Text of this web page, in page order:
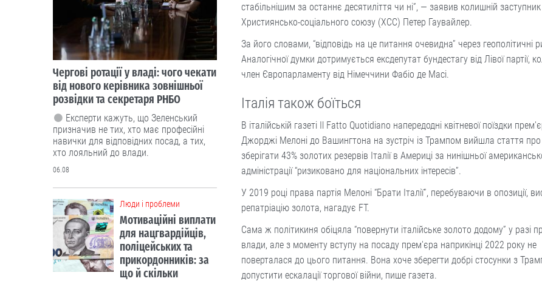
стабільнішим за останнє десятиліття чи ні”, — заявив колишній
Християнсько-соціального союзу (ХСС) Петер Гаувайлер.
За його словами, “відповідь на це питання очевидна” через геополітичні
Аналогічної думки дотримується ексдепутат бундестагу від Лівої партії,
член Європарламенту від Німеччини Фабіо де Масі.
Італія також боїться
В італійській газеті Il Fatto Quotidiano напередодні квітневої поїздки
Джорджі Мелоні до Вашингтона на зустріч із Трампом вийшла стаття
зберігати 43% золотих резервів Італії в Америці за нинішньої
адміністрації “ризиковано для національних інтересів”.
У 2019 році права партія Мелоні “Брати Італії”, перебуваючи в опозиції,
репатріацію золота, нагадує FT.
Сама ж політикиня обіцяла “повернути італійське золото додому” у разі
влади, але з моменту вступу на посаду прем'єра наприкінці 2022 року не
поверталася до цього питання. Вона хоче зберегти добрі стосунки з
допустити ескалації торгової війни, пише газета.
Чергові ротації у владі: чого чекати
від нового керівника зовнішньої
розвідки та секретаря РНБО
Експерти кажуть, що Зеленський
призначив не тих, хто має професійні
навички для відповідних посад, а тих,
хто лояльний до влади.
06.08
Люди і проблеми
Мотиваційні виплати
для нацгвардійців,
поліцейських та
прикордонників: за
що й скільки